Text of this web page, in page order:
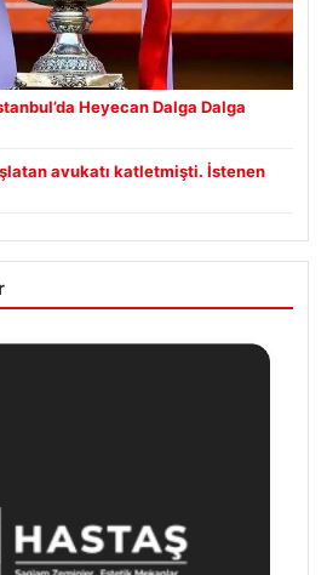
Heyecan Dalga Dalga
avukatı katletmişti. İstenen